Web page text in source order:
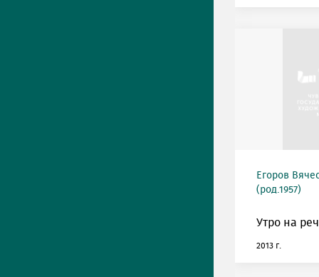
Егоров
(род.1957)
Утро на
2013 г.